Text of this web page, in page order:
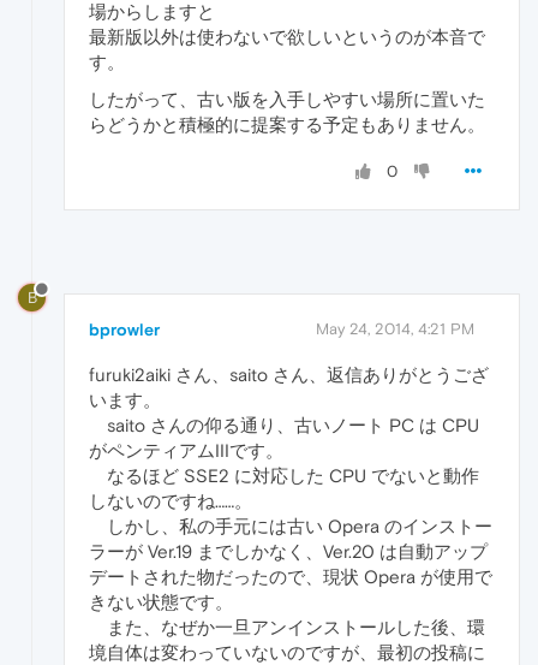
場からしますと
最新版以外は使わないで欲しいというのが本音で
す。
したがって、古い版を入手しやすい場所に置いた
らどうかと積極的に提案する予定もありません。
0
B
bprowler May 24, 2014, 4:21 PM
furuki2aiki さん、saito さん、返信ありがとうござ
います。
saito さんの仰る通り、古いノート PC は CPU
がペンティアムIIIです。
なるほど SSE2 に対応した CPU でないと動作
しないのですね……。
しかし、私の手元には古い Opera のインストー
ラーが Ver.19 までしかなく、Ver.20 は自動アップ
デートされた物だったので、現状 Opera が使用で
きない状態です。
また、なぜか一旦アンインストールした後、環
境自体は変わっていないのですが、最初の投稿に